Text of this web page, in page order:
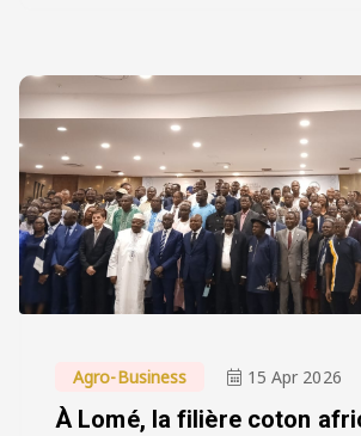
Agro-Business 15 Apr 2026
À Lomé, la filière coton